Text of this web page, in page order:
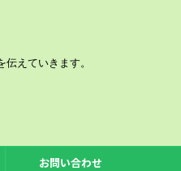
えていきます。
お問い合わせ